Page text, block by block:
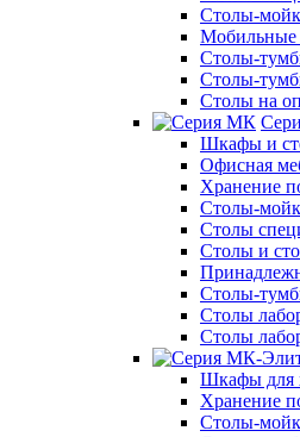
Столы-
Мобильные
Столы-
Столы-
Столы на
Шкафы и
Офисная
Хранение
Столы-
Столы
Столы и
Столы-
Столы
Столы
Шкафы для
Хранение
Столы-